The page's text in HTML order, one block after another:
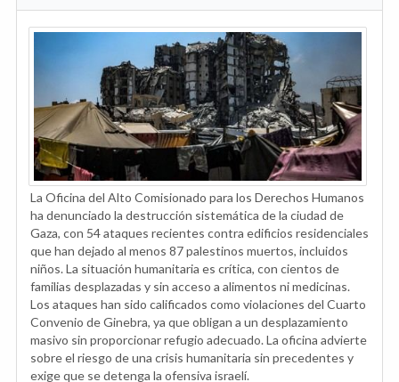
La Oficina del Alto Comisionado para los Derechos Humanos
ha denunciado la destrucción sistemática de la ciudad de
Gaza, con 54 ataques recientes contra edificios residenciales
que han dejado al menos 87 palestinos muertos, incluidos
niños. La situación humanitaria es crítica, con cientos de
familias desplazadas y sin acceso a alimentos ni medicinas.
Los ataques han sido calificados como violaciones del Cuarto
Convenio de Ginebra, ya que obligan a un desplazamiento
masivo sin proporcionar refugio adecuado. La oficina advierte
sobre el riesgo de una crisis humanitaria sin precedentes y
exige que se detenga la ofensiva israelí.